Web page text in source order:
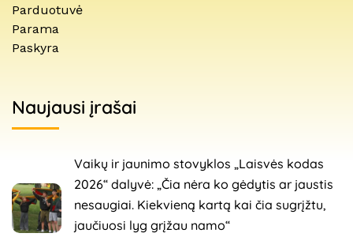
Parduotuvė
Parama
Paskyra
Naujausi įrašai
Vaikų ir jaunimo stovyklos „Laisvės kodas
2026“ dalyvė: „Čia nėra ko gėdytis ar jaustis
nesaugiai. Kiekvieną kartą kai čia sugrįžtu,
jaučiuosi lyg grįžau namo“